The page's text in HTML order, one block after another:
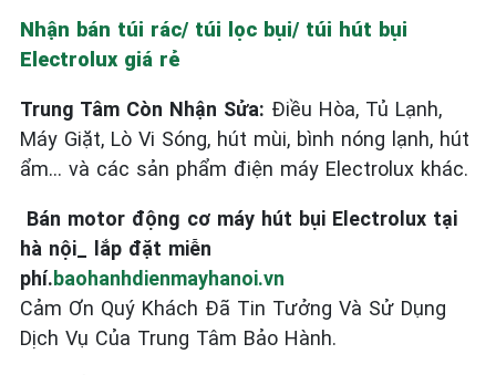
Nhận bán túi rác/ túi lọc bụi/ túi hút bụi
Electrolux giá rẻ
Trung Tâm Còn Nhận Sửa: Điều Hòa, Tủ Lạnh,
Máy Giặt, Lò Vi Sóng, hút mùi, bình nóng lạnh, hút
ẩm… và các sản phẩm điện máy Electrolux khác.
Bán motor động cơ máy hút bụi Electrolux tại
hà nội_ lắp đặt miễn
phí.baohanhdienmayhanoi.vn
Cảm Ơn Quý Khách Đã Tin Tưởng Và Sử Dụng
Dịch Vụ Của Trung Tâm Bảo Hành.